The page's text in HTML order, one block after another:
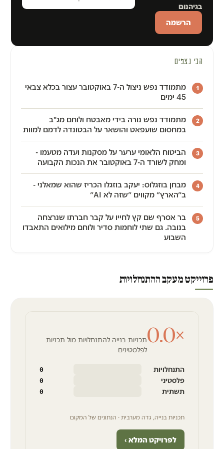
בגיהנום
הכי נצפים
1
מתמודד נפש ניצול ה-7 באוקטובר עצור בכלא צבאי
45 ימים
2
מתמודד נפש נורה בידי מאבטח ולוחם מג"ב
במחסום שועפאט והושאר על הבטונדה לדמם למוות
3
הביטוח הלאומי ערער על מסקנות ועדה מטעמו -
ומחק לשורד ה-7 באוקטובר את הנכות הקבועה
4
מבחן בוזגלוס: יעקב בוזגלו הכריז שהוא שמאלני -
ב״הארץ״ מקווים ״שזה לא AI״
5
בר אסרף שם קץ לחייו על קבר חברתו שנרצחה
בנובה. גם שתי לוחמות סדיר ולוחם מילואים התאבדו
השבוע
פרוייקט מעקב ההתנחלויות
×
0.0תכניות בנייה להתנחלויות מול תכניות
לפלסטינים
התנחלויות
פלסטיני
תשתית
תכניות בנייה, גדה מערבית · הנתונים של המקום
לפרויקט המלא ›